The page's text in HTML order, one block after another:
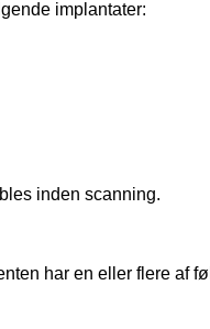
implantater:
inden scanning.
har en eller flere af